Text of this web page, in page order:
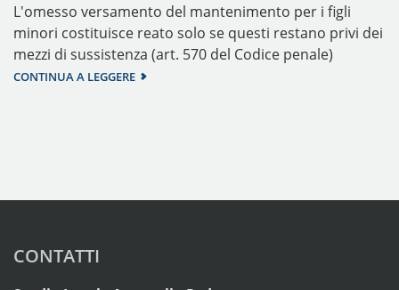
L'omesso versamento del mantenimento per i figli
minori costituisce reato solo se questi restano privi dei
mezzi di sussistenza (art. 570 del Codice penale)
CONTINUA A LEGGERE
CONTATTI